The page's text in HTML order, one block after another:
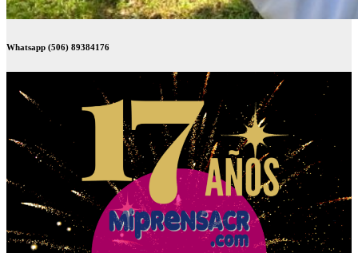
Whatsapp (506) 89384176